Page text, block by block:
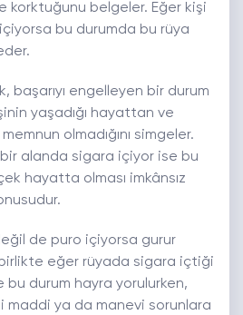
korktuğunu belgeler. Eğer kişi
bu durumda bu rüya
başarıyı engelleyen bir durum
yaşadığı hayattan ve
olmadığını simgeler.
alanda sigara içiyor ise bu
hayatta olması imkânsız
de puro içiyorsa gurur
eğer rüyada sigara içtiği
bu durum hayra yorulurken,
maddi ya da manevi sorunlara